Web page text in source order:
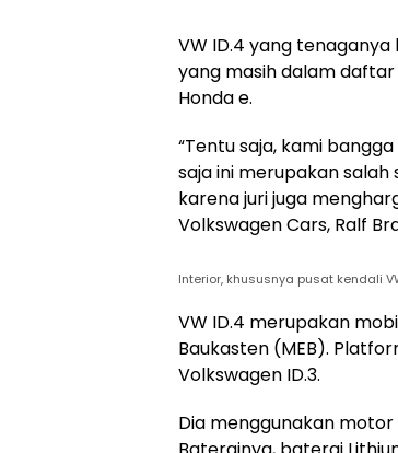
VW ID.4 yang
yang masih dalam
Honda e.
“Tentu saja, kami
saja ini merupakan
karena juri juga
Volkswagen Cars, Ralf
Interior, khususnya pusat kendali
VW ID.4 merupakan
Baukasten (MEB).
Volkswagen ID.3.
Dia menggunakan